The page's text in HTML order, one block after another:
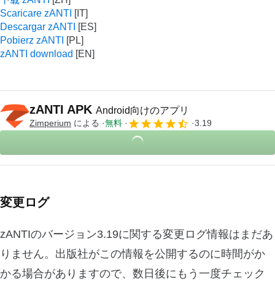
Scaricare zANTI
Descargar zANTI
Pobierz zANTI
zANTI download
zANTI APK Android向けのアプリ
Zimperium による 無料 3.19
変更ログ
zANTIのバージョン3.19に関する変更ログ情報はまだあ
りません。出版社がこの情報を公開するのに時間がか
かる場合がありますので、数日後にもう一度チェック